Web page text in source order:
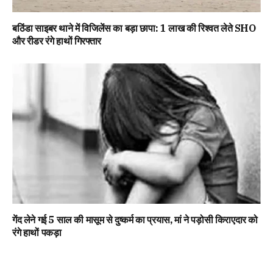
बठिंडा साइबर थाने में विजिलेंस का बड़ा छापा: 1 लाख की रिश्वत लेते SHO
और रीडर रंगे हाथों गिरफ्तार
गेंद लेने गई 5 साल की मासूम से दुष्कर्म का प्रयास, मां ने पड़ोसी किराएदार को
रंगे हाथों पकड़ा